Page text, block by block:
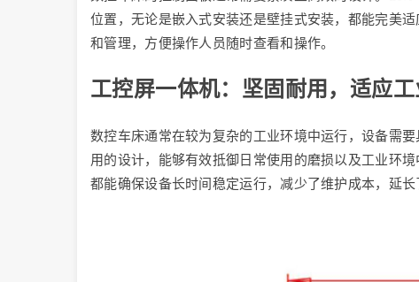
位置，无论是嵌入式安装还是壁挂式安装，都能完美
和管理，方便操作人员随时查看和操作。
工控屏一体机：坚固耐用，适应
数控车床通常在较为复杂的工业环境中运行，设备需
用的设计，能够有效抵御日常使用的磨损以及工业环
都能确保设备长时间稳定运行，减少了维护成本，延长